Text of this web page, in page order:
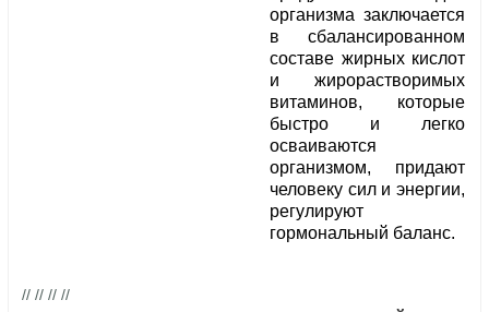
организма заключается
в сбалансированном
составе жирных кислот
и жирорастворимых
витаминов, которые
быстро и легко
осваиваются
организмом, придают
человеку сил и энергии,
регулируют
гормональный баланс.
// // // //